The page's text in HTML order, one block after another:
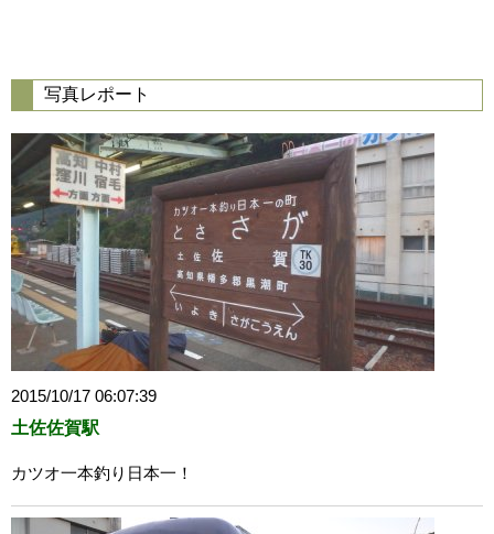
写真レポート
2015/10/17 06:07:39
土佐佐賀駅
カツオ一本釣り日本一！